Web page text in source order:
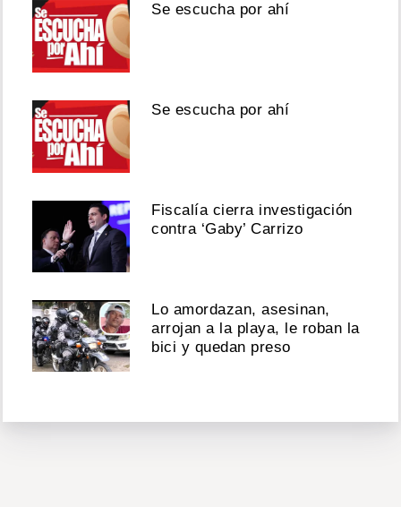
Se escucha por ahí
Se escucha por ahí
Fiscalía cierra investigación
contra ‘Gaby’ Carrizo
Lo amordazan, asesinan,
arrojan a la playa, le roban la
bici y quedan preso